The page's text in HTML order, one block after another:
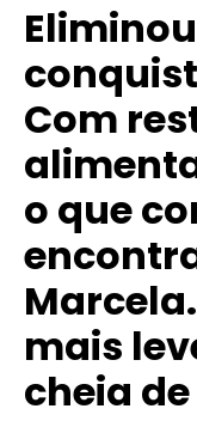
Com
o que
mais
cheia